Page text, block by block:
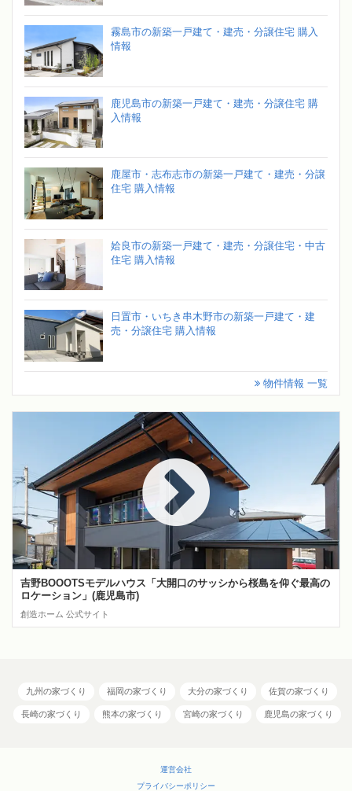
霧島市の新築一戸建て・建売・分譲住宅 購入
情報
鹿児島市の新築一戸建て・建売・分譲住宅 購
入情報
鹿屋市・志布志市の新築一戸建て・建売・分譲
住宅 購入情報
姶良市の新築一戸建て・建売・分譲住宅・中古
住宅 購入情報
日置市・いちき串木野市の新築一戸建て・建
売・分譲住宅 購入情報
物件情報 一覧
吉野BOOOTSモデルハウス「大開口のサッシから桜島を仰ぐ最高の
ロケーション」(鹿児島市)
創造ホーム 公式サイト
九州の家づくり 福岡の家づくり 大分の家づくり 佐賀の家づくり
長崎の家づくり 熊本の家づくり 宮崎の家づくり 鹿児島の家づくり
運営会社
プライバシーポリシー